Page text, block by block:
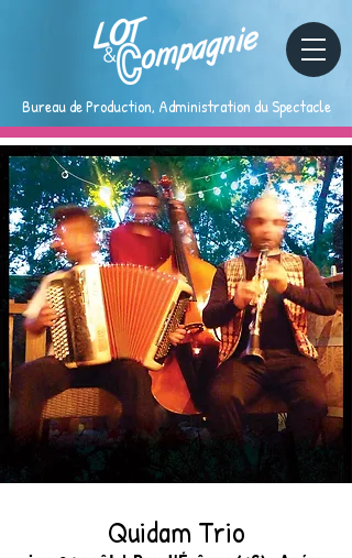
Bureau de Production, Administration du Spectacle
Quidam Trio